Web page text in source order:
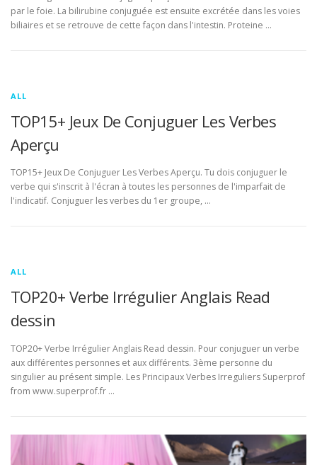
par le foie. La bilirubine conjuguée est ensuite excrétée dans les voies
biliaires et se retrouve de cette façon dans l'intestin. Proteine …
ALL
TOP15+ Jeux De Conjuguer Les Verbes
Aperçu
TOP15+ Jeux De Conjuguer Les Verbes Aperçu. Tu dois conjuguer le
verbe qui s'inscrit à l'écran à toutes les personnes de l'imparfait de
l'indicatif. Conjuguer les verbes du 1er groupe, …
ALL
TOP20+ Verbe Irrégulier Anglais Read
dessin
TOP20+ Verbe Irrégulier Anglais Read dessin. Pour conjuguer un verbe
aux différentes personnes et aux différents. 3ème personne du
singulier au présent simple. Les Principaux Verbes Irreguliers Superprof
from www.superprof.fr …